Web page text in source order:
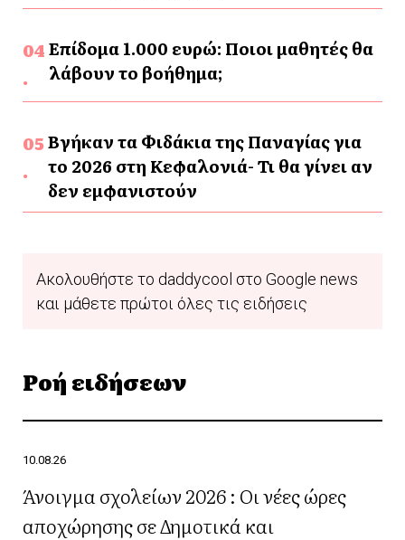
Επίδομα 1.000 ευρώ: Ποιοι μαθητές θα
λάβουν το βοήθημα;
Βγήκαν τα Φιδάκια της Παναγίας για
το 2026 στη Κεφαλονιά- Τι θα γίνει αν
δεν εμφανιστούν
Ακολουθήστε το daddycool στο Google news
και μάθετε πρώτοι όλες τις ειδήσεις
Ροή ειδήσεων
10.08.26
Άνοιγμα σχολείων 2026 : Οι νέες ώρες
αποχώρησης σε Δημοτικά και